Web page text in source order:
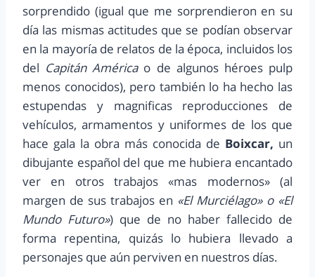
sorprendido (igual que me sorprendieron en su
día las mismas actitudes que se podían observar
en la mayoría de relatos de la época, incluidos los
del Capitán Américao de algunos héroes pulp
menos conocidos), pero también lo ha hecho las
estupendas y magnificas reproducciones de
vehículos, armamentos y uniformes de los que
hace gala la obra más conocida de Boixcar, un
dibujante español del que me hubiera encantado
ver en otros trabajos «mas modernos» (al
margen de sus trabajos en «El Murciélago» o «El
Mundo Futuro») que de no haber fallecido de
forma repentina, quizás lo hubiera llevado a
personajes que aún perviven en nuestros días.